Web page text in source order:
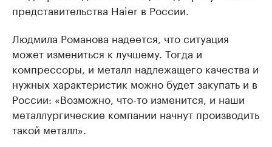
представительства Haier в России.
Людмила Романова надеется, что ситуация
может измениться к лучшему. Тогда и
компрессоры, и металл надлежащего качества и
нужных характеристик можно будет закупать и в
России: «Возможно, что-то изменится, и наши
металлургические компании начнут производить
такой металл».